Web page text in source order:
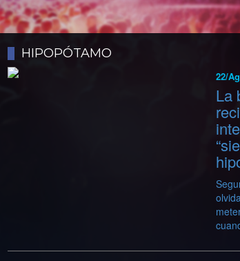
HIPOPÓTAMO
22/
La